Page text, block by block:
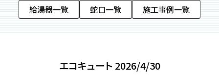
給湯器一覧
蛇口一覧 施工事例一覧
エコキュート 2026/4/30